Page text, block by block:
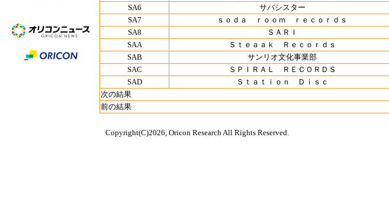
SA6
サバシスター
SA7
ｓｏｄａ ｒｏｏｍ ｒｅｃｏｒｄｓ
SA8
ＳＡＲＩ
SAA
Ｓｔｅａａｋ Ｒｅｃｏｒｄｓ
SAB
サンリオ文化事業部
SAC
ＳＰＩＲＡＬ ＲＥＣＯＲＤＳ
SAD
Ｓｔａｔｉｏｎ Ｄｉｓｃ
次の結果
前の結果
Copyright(C)2026, Oricon Research All Rights Reserved.